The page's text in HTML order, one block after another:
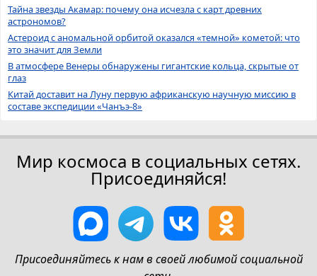
Тайна звезды Акамар: почему она исчезла с карт древних
астрономов?
Астероид с аномальной орбитой оказался «темной» кометой: что
это значит для Земли
В атмосфере Венеры обнаружены гигантские кольца, скрытые от
глаз
Китай доставит на Луну первую африканскую научную миссию в
составе экспедиции «Чанъэ-8»
Мир космоса в социальных сетях.
Присоединяйся!
Присоединяйтесь к нам в своей любимой социальной